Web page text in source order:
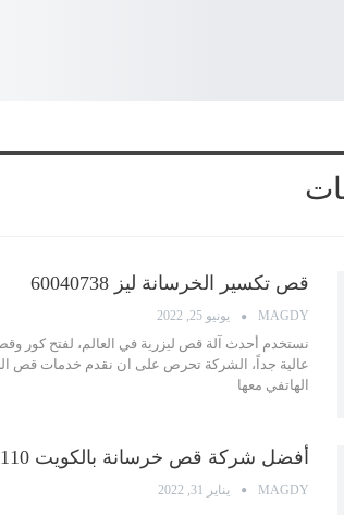
قص تكسير الخرسانة ليز 60040738
MAGDY يونيو 25, 2022
نستخدم أحدث آلة قص ليزرية في العالم، لفتح كور
عالية جداً، الشركة تحرص على ان نقدم خدمات قص
الهاتفي معها
أفضل شركة قص خرسانة بالكويت 98044110 – 60040378
MAGDY يناير 31, 2022